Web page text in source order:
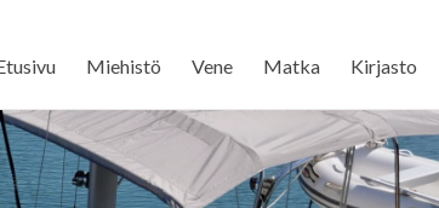
Miehistö Vene Matka Kirjasto